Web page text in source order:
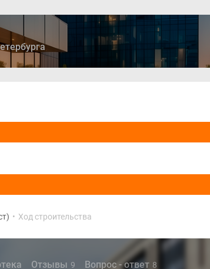
• Ход строительства
Отзывы 9 Вопрос - ответ 8